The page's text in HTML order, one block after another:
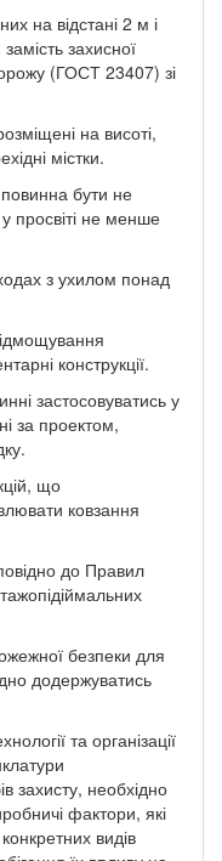
на відстані 2 м і
захисної
(ГОСТ 23407) зі
на висоті,
містки.
бути не
просвіті не менше
з ухилом понад
конструкції.
застосовуватись у
за проектом,
що
ковзання
до Правил
безпеки для
додержуватись
та організації
захисту, необхідно
фактори, які
видів